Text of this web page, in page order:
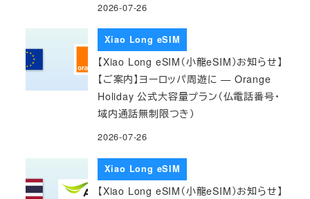
2026-07-26
Xiao Long eSIM
【Xiao Long eSIM（小龍eSIM）お知らせ】
【ご案内】ヨーロッパ周遊に — Orange
Holiday 公式大容量プラン（仏電話番号・
域内通話無制限つき）
2026-07-26
Xiao Long eSIM
【Xiao Long eSIM（小龍eSIM）お知らせ】